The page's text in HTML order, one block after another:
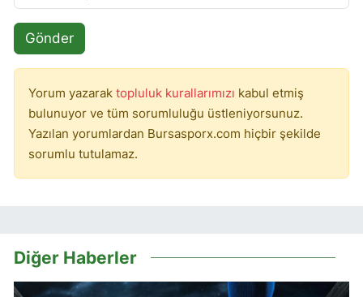
Gönder
Yorum yazarak topluluk kurallarımızı kabul etmiş
bulunuyor ve tüm sorumluluğu üstleniyorsunuz.
Yazılan yorumlardan Bursasporx.com hiçbir şekilde
sorumlu tutulamaz.
Diğer Haberler